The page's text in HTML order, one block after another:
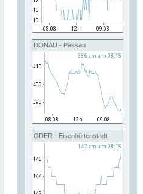
DONAU - Passau
ODER - Eisenhüttenstadt